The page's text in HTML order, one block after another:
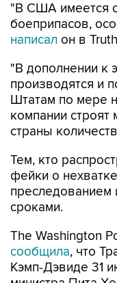
"В США имеется
боеприпасов,
написал он в
"В дополнении к
производятся и
Штатам по мере
компании строят
страны
Тем, кто
фейки о
сроками.
The Washington
сообщила, что
Кэмп-Дэвиде 31